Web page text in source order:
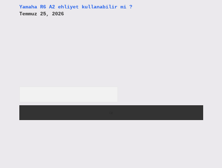
Yamaha R6 A2 ehliyet kullanabilir mi ?
Temmuz 25, 2026